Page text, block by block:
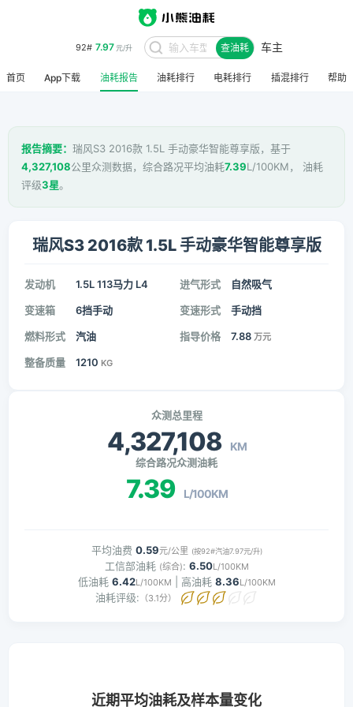
92# 7.97元/升 查油耗 车主
首页 App下载 油耗报告 油耗排行 电耗排行 插混排行 帮助
报告摘要： 瑞风S3 2016款 1.5L 手动豪华智能尊享版，基于
4,327,108公里众测数据，综合路况平均油耗7.39L/100KM， 油耗
评级3星。
瑞风S3 2016款 1.5L 手动豪华智能尊享版
发动机 1.5L 113马力 L4 进气形式 自然吸气
变速箱 6挡手动 变速形式 手动挡
燃料形式 汽油 指导价格 7.88 万元
整备质量 1210 KG
众测总里程
4,327,108 KM
综合路况众测油耗
7.39 L/100KM
平均油费 0.59元/公里 (按92#汽油7.97元/升)
工信部油耗 (综合): 6.50L/100KM
低油耗 6.42L/100KM | 高油耗 8.36L/100KM
油耗评级: （3.1分）